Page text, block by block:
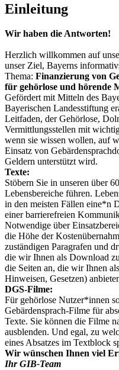
Einleitung
Wir haben die Antworten!
Herzlich willkommen auf
unser Ziel, Bayerns
Thema: Finanzierung von
für gehörlose und hörende
Gefördert mit Mitteln des
Bayerischen Landesstiftung
Leitfaden, der Gehörlose,
Vermittlungsstellen mit
wenn sie wissen wollen, auf
Einsatz von
Geldern unterstützt wird.
Texte:
Stöbern Sie in unseren über
Lebensbereiche führen.
in den meisten Fällen eine*n
einer barrierefreien
Notwendige über
die Höhe der
zuständigen Paragrafen und
die wir Ihnen als Download
die Seiten an, die wir Ihnen
Hinweisen, Gesetzen)
DGS-Filme:
Für gehörlose Nutzer*innen
Gebärdensprach-Filme für
Texte. Sie können die Filme
ausblenden. Und egal, zu
eines Absatzes im Textblock
Wir wünschen Ihnen viel
Ihr GIB-Team